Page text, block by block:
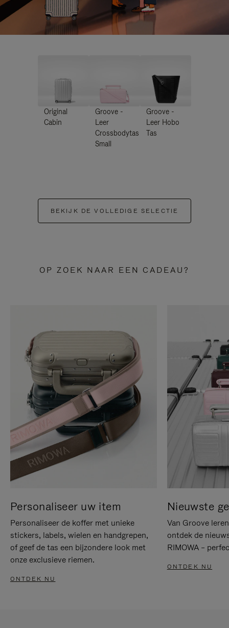
Original
Cabin
Groove -
Leer
Crossbodytas
Small
Groove -
Leer Hobo
Tas
BEKIJK DE VOLLEDIGE SELECTIE
OP ZOEK NAAR EEN CADEAU?
Personaliseer uw item
Personaliseer de koffer met unieke
stickers, labels, wielen en handgrepen,
of geef de tas een bijzondere look met
onze exclusieve riemen.
ONTDEK NU
Nieuwste
Van Groove
ontdek de
RIMOWA –
ONTDEK NU